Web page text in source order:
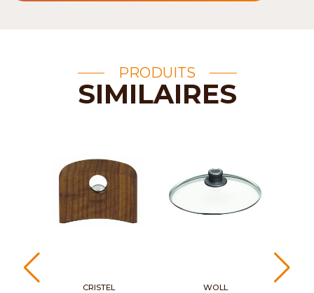
PRODUITS
SIMILAIRES
CRISTEL WOLL